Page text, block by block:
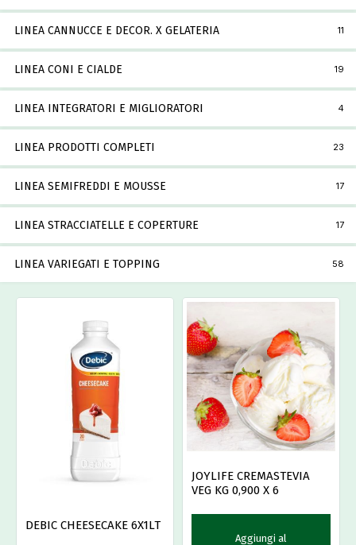
LINEA CANNUCCE E DECOR. X GELATERIA 11
LINEA CONI E CIALDE 19
LINEA INTEGRATORI E MIGLIORATORI 4
LINEA PRODOTTI COMPLETI 23
LINEA SEMIFREDDI E MOUSSE 17
LINEA STRACCIATELLE E COPERTURE 17
LINEA VARIEGATI E TOPPING 58
DEBIC CHEESECAKE 6X1LT
JOYLIFE CREMASTEVIA
VEG KG 0,900 X 6
Aggiungi al